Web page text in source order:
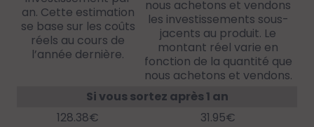
an. Cette estimation
se base sur les coûts
réels au cours de
l’année dernière.
nous achetons et vendons
les investissements sous-
jacents au produit. Le
montant réel varie en
fonction de la quantité que
nous achetons et vendons.
Si vous sortez après 1 an
128.38€
31.95€